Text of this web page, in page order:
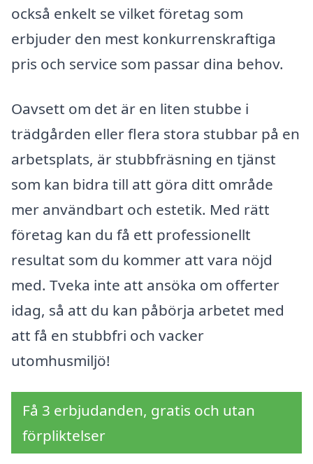
också enkelt se vilket företag som
erbjuder den mest konkurrenskraftiga
pris och service som passar dina behov.
Oavsett om det är en liten stubbe i
trädgården eller flera stora stubbar på en
arbetsplats, är stubbfräsning en tjänst
som kan bidra till att göra ditt område
mer användbart och estetik. Med rätt
företag kan du få ett professionellt
resultat som du kommer att vara nöjd
med. Tveka inte att ansöka om offerter
idag, så att du kan påbörja arbetet med
att få en stubbfri och vacker
utomhusmiljö!
Få 3 erbjudanden, gratis och utan
förpliktelser